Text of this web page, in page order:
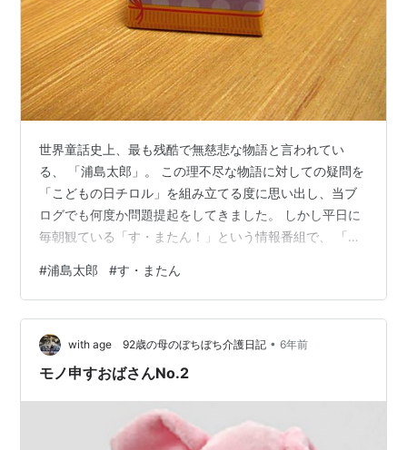
世界童話史上、最も残酷で無慈悲な物語と言われてい
る、 「浦島太郎」。 この理不尽な物語に対しての疑問を
「こどもの日チロル」を組み立てる度に思い出し、当ブ
ログでも何度か問題提起をしてきました。 しかし平日に
毎朝観ている「す・またん！」という情報番組で、 「浦
道されていました。 あの唐突なエンディングは、その先
は童話には相応しくないという理由でカットされていた
せいだというのです。 ではまず、もう一度「浦島太郎」
を検証してみましょう。 海岸でいじめっ子から１匹の海
亀を守った正義の少年、浦島太郎。 彼は「お礼をした
#浦島太郎 #す・またん
with age 92歳の母のぼちぼち介護日記 • 6年前
モノ申すおばさんNo.2